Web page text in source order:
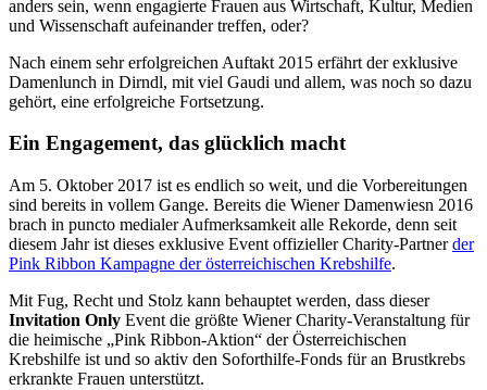
anders sein, wenn engagierte Frauen aus Wirtschaft, Kultur, Medien
und Wissenschaft aufeinander treffen, oder?
Nach einem sehr erfolgreichen Auftakt 2015 erfährt der exklusive
Damenlunch in Dirndl, mit viel Gaudi und allem, was noch so dazu
gehört, eine erfolgreiche Fortsetzung.
Ein Engagement, das glücklich macht
Am 5. Oktober 2017 ist es endlich so weit, und die Vorbereitungen
sind bereits in vollem Gange. Bereits die Wiener Damenwiesn 2016
brach in puncto medialer Aufmerksamkeit alle Rekorde, denn seit
diesem Jahr ist dieses exklusive Event offizieller Charity-Partnerder
Pink Ribbon Kampagne der österreichischen Krebshilfe.
Mit Fug, Recht und Stolz kann behauptet werden, dass dieser
Invitation Only Event die größte Wiener Charity-Veranstaltung für
die heimische „Pink Ribbon-Aktion“ der Österreichischen
Krebshilfe ist und so aktiv den Soforthilfe-Fonds für an Brustkrebs
erkrankte Frauen unterstützt.